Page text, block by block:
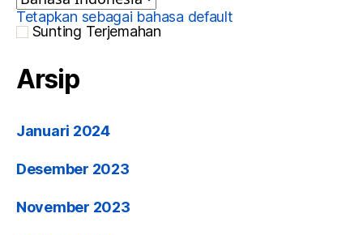
Tetapkan sebagai bahasa default
Sunting Terjemahan
Arsip
Januari 2024
Desember 2023
November 2023